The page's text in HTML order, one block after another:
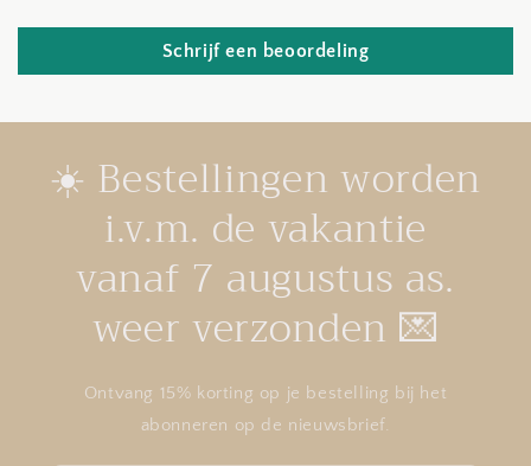
Schrijf een beoordeling
☀️ Bestellingen worden
i.v.m. de vakantie
vanaf 7 augustus as.
weer verzonden 💌
Ontvang 15% korting op je bestelling bij het
abonneren op de nieuwsbrief.